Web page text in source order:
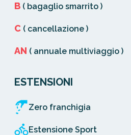
B ( bagaglio smarrito )
C ( cancellazione )
AN ( annuale multiviaggio )
ESTENSIONI
Zero franchigia
Estensione Sport